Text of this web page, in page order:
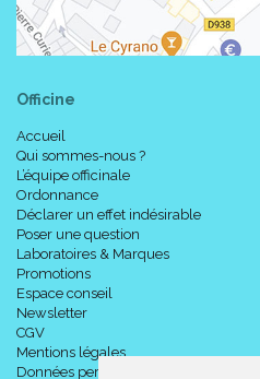
Officine
Accueil
Qui sommes-nous ?
L’équipe officinale
Ordonnance
Déclarer un effet indésirable
Poser une question
Laboratoires & Marques
Promotions
Espace conseil
Newsletter
CGV
Mentions légales
Données personnelles